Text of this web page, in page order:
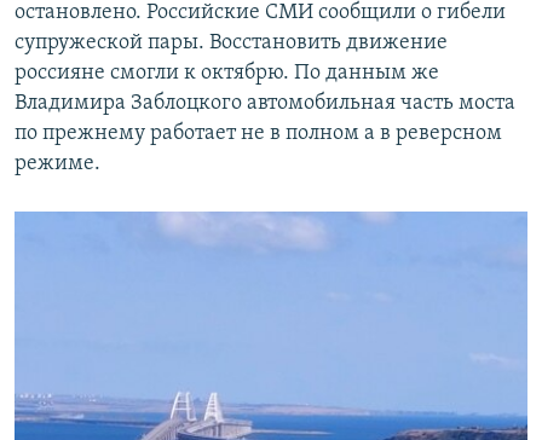
остановлено. Российские СМИ сообщили о гибели
супружеской пары. Восстановить движение
россияне смогли к октябрю. По данным же
Владимира Заблоцкого автомобильная часть моста
по прежнему работает не в полном а в реверсном
режиме.